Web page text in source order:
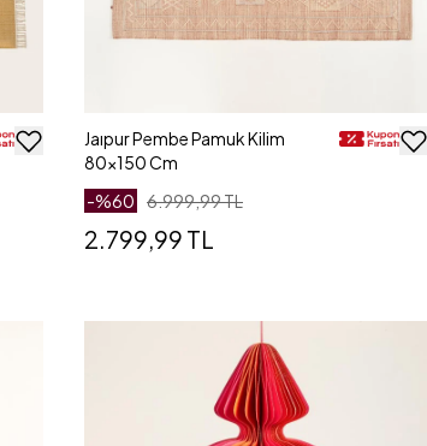
Jaıpur Pembe Pamuk Kilim
80x150 Cm
-%60 6.999,99 TL
2.799,99 TL